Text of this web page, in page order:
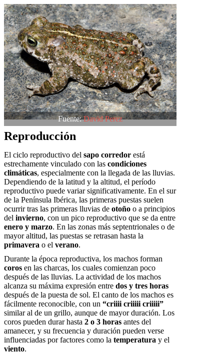
Fuente:David Perez
Reproducción
El ciclo reproductivo del sapo corredor está
estrechamente vinculado con las condiciones
climáticas, especialmente con la llegada de las lluvias.
Dependiendo de la latitud y la altitud, el período
reproductivo puede variar significativamente. En el sur
de la Península Ibérica, las primeras puestas suelen
ocurrir tras las primeras lluvias de otoño o a principios
del invierno, con un pico reproductivo que se da entre
enero y marzo. En las zonas más septentrionales o de
mayor altitud, las puestas se retrasan hasta la
primavera o el verano.
Durante la época reproductiva, los machos forman
coros en las charcas, los cuales comienzan poco
después de las lluvias. La actividad de los machos
alcanza su máxima expresión entre dos y tres horas
después de la puesta de sol. El canto de los machos es
fácilmente reconocible, con un “criiii criiiii criiiii”
similar al de un grillo, aunque de mayor duración. Los
coros pueden durar hasta 2 o 3 horas antes del
amanecer, y su frecuencia y duración pueden verse
influenciadas por factores como la temperatura y el
viento.